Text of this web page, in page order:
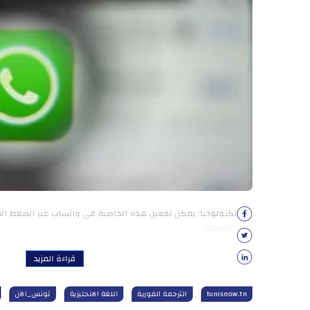
تكنولوجيا: يمكن تفعيل هذه الخاصية في واتساب عبر الضغط
قراءة المزيد
tunisnow.tn الترجمة الفورية اللغة الانجليزية تونس_الآن